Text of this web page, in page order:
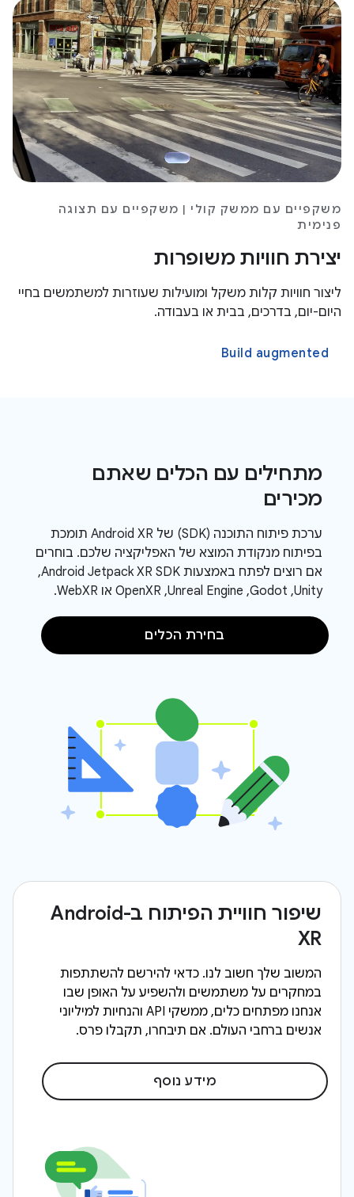
משקפיים עם ממשק קולי | משקפיים עם תצוגה
פנימית
יצירת חוויות משופרות
ליצור חוויות קלות משקל ומועילות שעוזרות למשתמשים בחיי
היום-יום, בדרכים, בבית או בעבודה.
Build augmented
מתחילים עם הכלים שאתם
מכירים
ערכת פיתוח התוכנה (SDK) של Android XR תומכת
בפיתוח מנקודת המוצא של האפליקציה שלכם. בוחרים
אם רוצים לפתח באמצעות Android Jetpack XR SDK,‏
Unity,‏ Godot,‏ Unreal Engine,‏ OpenXR או WebXR.
בחירת הכלים
שיפור חוויית הפיתוח ב-Android
XR
המשוב שלך חשוב לנו. כדאי להירשם להשתתפות
במחקרים על משתמשים ולהשפיע על האופן שבו
אנחנו מפתחים כלים, ממשקי API והנחיות למיליוני
אנשים ברחבי העולם. אם תיבחרו, תקבלו פרס.
מידע נוסף